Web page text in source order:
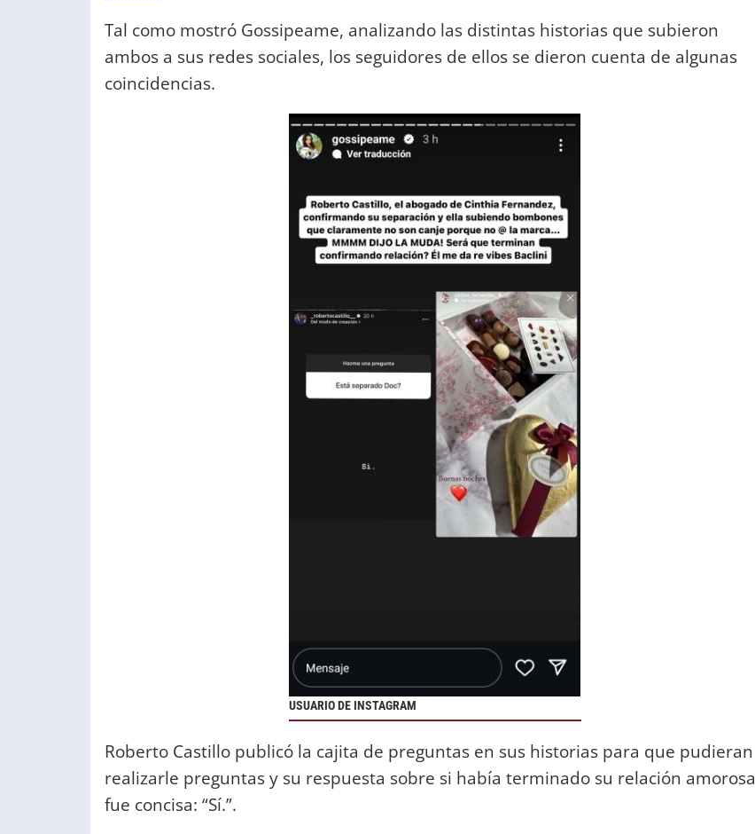
Tal como mostró Gossipeame, analizando las distintas historias que subieron
ambos a sus redes sociales, los seguidores de ellos se dieron cuenta de algunas
coincidencias.
USUARIO DE INSTAGRAM
Roberto Castillo publicó la cajita de preguntas en sus historias para que pudieran
realizarle preguntas y su respuesta sobre si había terminado su relación amorosa
fue concisa: “Sí.”.